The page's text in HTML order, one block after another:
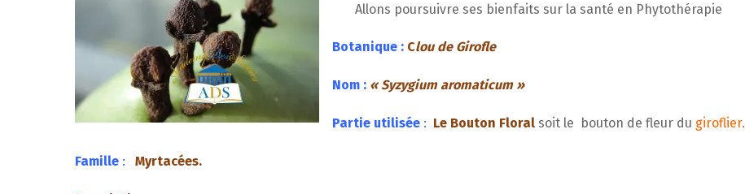
Allons poursuivre ses bienfaits sur la santé en Phytothérapie
Botanique : Clou de Girofle
Nom : « Syzygium aromaticum »
Partie utilisée : Le Bouton Floral soit le bouton de fleur du giroflier.
Famille : Myrtacées.